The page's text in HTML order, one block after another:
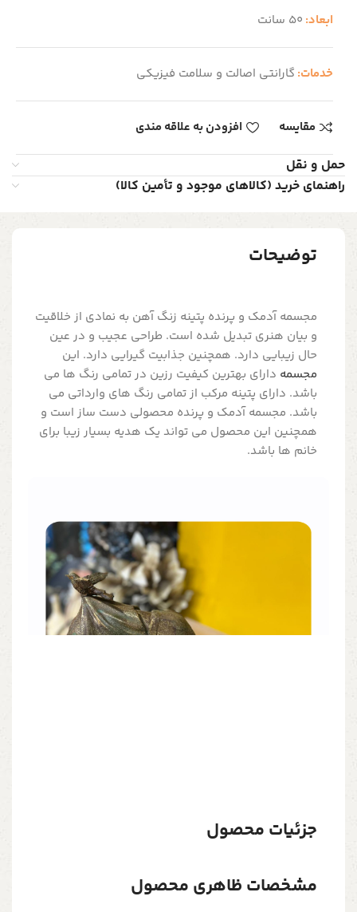
ابعاد: 50 سانت
خدمات: گارانتی اصالت و سلامت فیزیکی
مقایسه افزودن به علاقه مندی
حمل و نقل
راهنمای خرید (کالاهای موجود و تأمین کالا)
توضیحات
مجسمه آدمک و پرنده پتینه زنگ آهن به نمادی از خلاقیت
و بیان هنری تبدیل شده است. طراحی عجیب و در عین
حال زیبایی دارد. همچنین جذابیت گیرایی دارد. این
مجسمه دارای بهترین کیفیت رزین در تمامی رنگ ها می
باشد. دارای پتینه مرکب از تمامی رنگ های وارداتی می
باشد. مجسمه آدمک و پرنده محصولی دست ساز است و
همچنین این محصول می تواند یک هدیه بسیار زیبا برای
خانم ها باشد.
جزئیات محصول
مشخصات ظاهری محصول